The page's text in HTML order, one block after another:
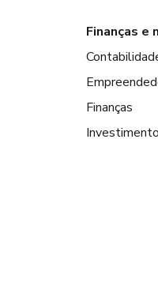
Finanças e
Finanças